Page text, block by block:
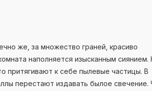
же, за множество граней, красиво
наполняется изысканным сиянием.
притягивают к себе пылевые частицы. В
перестают издавать былое свечение.